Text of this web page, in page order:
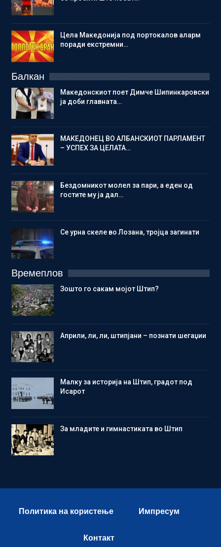
Цела Македонија под портокалов аларм
поради екстремни…
Балкан
Македонскиот поет Димче Шипинкаровски
ја доби главната…
МАКЕДОНЕЦ ВО АЛБАНСКИОТ ПАРЛАМЕНТ
– УСПЕХ ЗА ЦЕЛАТА…
Бездомникот молел за пари, а еден од
гостите му ја дал…
Се урна скеле во Лозана, тројца загинати
Времеплов
Зошто го сакам мојот Штип?
Aприли, ли, ли, штипјани – познати шегаџии
Малку за историја на Штип, градот под
Исарот
Зa младите и гимнастиката во Штип
Политика на користење Импресум
Контакт